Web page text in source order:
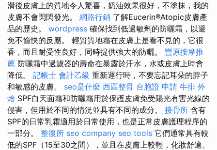
滑後皮膚上的質地令人驚喜，奶油效果很好，不塗抹，我的
皮膚不會閃閃發光。 網路行銷 了解Eucerin®Atopic皮膚產
品的歷史。 wordpress 確保找到低過敏劑的防曬霜，以避
免不愉快的反應。 輕質質地霜在皮膚上是看不見的，它很
香，而且耐受性良好，同時提供強大的防曬。 豐原按摩推
薦 防曬霜中過濾器的壽命在暴露於汗水，水或皮膚上時會
降低。 記帳士 會計乙級 重新運行時，不要忘記耳朵的脖子
和敏感的皮膚。 seo是什麼 西區整骨 台胞證 申請 牛排 外
燴 SPF白天面霜和防曬霜用於保護皮膚免受陽光有害光線的
侵害，但用於不同的情況並具有不同的成分。 接骨所 含有
SPF的日常乳霜適用於日常使用，也是正常皮膚護理程序的
一部分。 整復所 seo company seo tools 它們通常具有較
低的SPF（15至30之間），並且在皮膚上較輕，化妝舒適。